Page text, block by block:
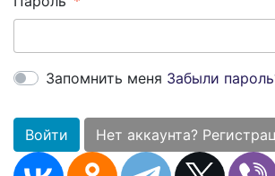
Запомнить меня Забыли
Войти Нет аккаунта?